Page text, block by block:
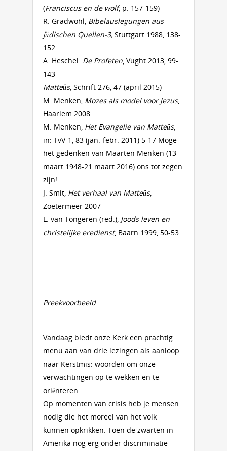
(Franciscus en de wolf, p. 157-159)
R. Gradwohl, Bibelauslegungen aus
jüdischen Quellen-3, Stuttgart 1988, 138-
152
A. Heschel. De Profeten, Vught 2013, 99-
143
Matteüs, Schrift 276, 47 (april 2015)
M. Menken, Mozes als model voor Jezus,
Haarlem 2008
M. Menken, Het Evangelie van Matteüs,
in: TvV-1, 83 (jan.-febr. 2011) 5-17 Moge
het gedenken van Maarten Menken (13
maart 1948-21 maart 2016) ons tot zegen
zijn!
J. Smit, Het verhaal van Matteüs,
Zoetermeer 2007
L. van Tongeren (red.), Joods leven en
christelijke eredienst, Baarn 1999, 50-53
Preekvoorbeeld
Vandaag biedt onze Kerk een prachtig
menu aan van drie lezingen als aanloop
naar Kerstmis: woorden om onze
verwachtingen op te wekken en te
oriënteren.
Op momenten van crisis heb je mensen
nodig die het moreel van het volk
kunnen opkrikken. Toen de zwarten in
Amerika nog erg onder discriminatie